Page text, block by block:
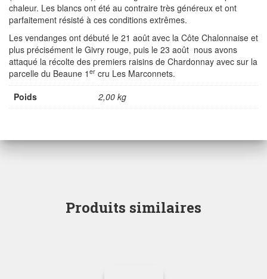
chaleur. Les blancs ont été au contraire très généreux et ont
parfaitement résisté à ces conditions extrêmes.
Les vendanges ont débuté le 21 août avec la Côte Chalonnaise et
plus précisément le Givry rouge, puis le 23 août nous avons
attaqué la récolte des premiers raisins de Chardonnay avec sur la
parcelle du Beaune 1 er cru Les Marconnets.
Poids
2,00 kg
Produits similaires